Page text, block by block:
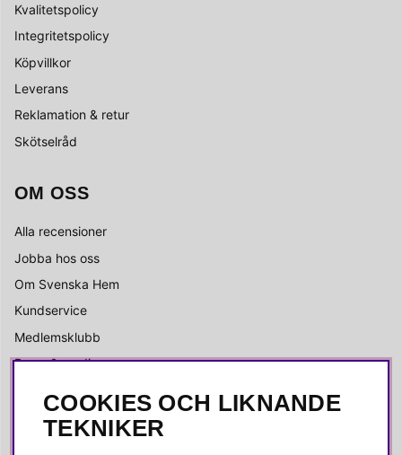
Kvalitetspolicy
Integritetspolicy
Köpvillkor
Leverans
Reklamation & retur
Skötselråd
OM OSS
Alla recensioner
Jobba hos oss
Om Svenska Hem
Kundservice
Medlemsklubb
Press & media
SOCIALA MEDIER
COOKIES OCH LIKNANDE
TEKNIKER